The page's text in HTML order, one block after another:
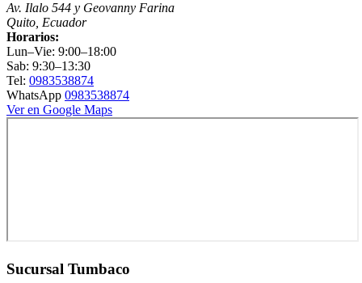
Av. Ilalo 544 y Geovanny Farina
Quito, Ecuador
Horarios:
Lun–Vie: 9:00–18:00
Sab: 9:30–13:30
Tel: 0983538874
WhatsApp 0983538874
Ver en Google Maps
Sucursal Tumbaco